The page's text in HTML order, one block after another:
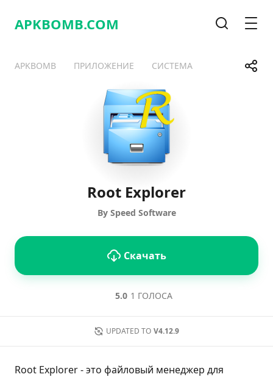
APKBOMB.COM
APKBOMB ПРИЛОЖЕНИЕ СИСТЕМА
Telegram
Root Explorer
By Speed Software
Скачать
5.0 1 ГОЛОСА
UPDATED TO V4.12.9
Root Explorer - это файловый менеджер для